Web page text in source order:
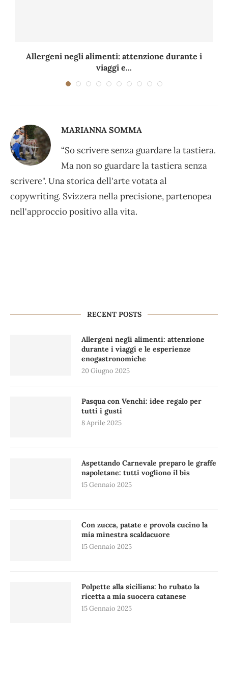
Allergeni negli alimenti: attenzione durante i
viaggi e...
MARIANNA SOMMA
“So scrivere senza guardare la tastiera.
Ma non so guardare la tastiera senza
scrivere". Una storica dell'arte votata al
copywriting. Svizzera nella precisione, partenopea
nell'approccio positivo alla vita.
RECENT POSTS
Allergeni negli alimenti: attenzione
durante i viaggi e le esperienze
enogastronomiche
20 Giugno 2025
Pasqua con Venchi: idee regalo per
tutti i gusti
8 Aprile 2025
Aspettando Carnevale preparo le graffe
napoletane: tutti vogliono il bis
15 Gennaio 2025
Con zucca, patate e provola cucino la
mia minestra scaldacuore
15 Gennaio 2025
Polpette alla siciliana: ho rubato la
ricetta a mia suocera catanese
15 Gennaio 2025